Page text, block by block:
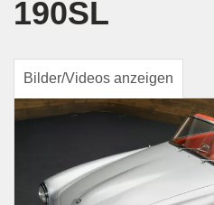
190SL
Bilder/Videos anzeigen